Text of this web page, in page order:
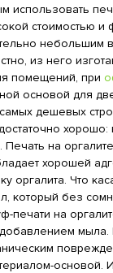
использовать
стоимостью
небольшим
из него
помещений, при
основой для
дешевых
на
хорошей
Что
который без
на